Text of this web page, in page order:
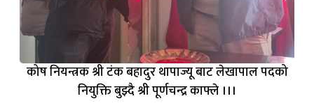
कोष नियन्त्रक श्री टंक बहादुर थापाज्यू ‍बाट लेखापाल पदको
नियुक्ति बुझ्दै श्री पूर्णचन्द्र काफ्ले ।।।